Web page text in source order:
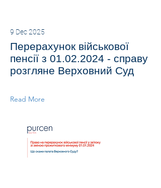
9 Dec 2025
Перерахунок військової
пенсії з 01.02.2024 - справу
розгляне Верховний Суд
Read More